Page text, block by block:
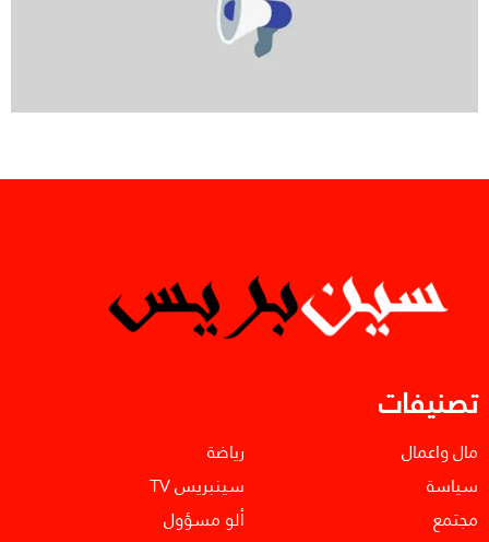
تصنيفات
مال واعمال
سياسة
مجتمع
رياضة
سينبريس TV
ألو مسؤول